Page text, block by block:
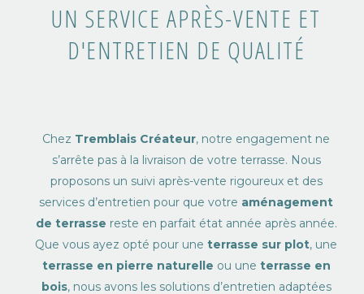
UN SERVICE APRÈS-VENTE ET
D'ENTRETIEN DE QUALITÉ
Chez Tremblais Créateur, notre engagement ne
s’arrête pas à la livraison de votre terrasse. Nous
proposons un suivi après-vente rigoureux et des
services d’entretien pour que votre aménagement
de terrasse reste en parfait état année après année.
Que vous ayez opté pour une terrasse sur plot, une
terrasse en pierre naturelle ou une terrasse en
bois, nous avons les solutions d’entretien adaptées